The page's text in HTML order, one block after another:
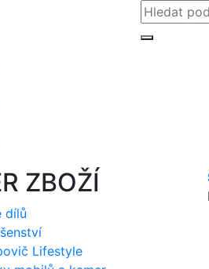
ZBOŽÍ
dílů
Lifestyle